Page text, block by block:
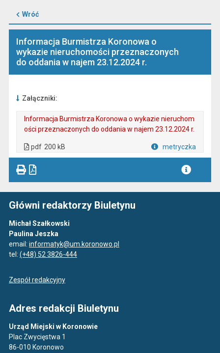
Wróć
Informacja Burmistrza Koronowa o
wykazie nieruchomości przeznaczonych
do oddania w najem 23.12.2024 r.
Załączniki:
Informacja Burmistrza Koronowa o wykazie nieruchom
ości przeznaczonych do oddania w najem 23.12.2024 r.
pdf 200 kB metryczka
Główni redaktorzy Biuletynu
Michał Szałkowski
Paulina Jeszka
email: informatyk@um.koronowo.pl
tel: (+48) 52 3826-444
Zespół redakcyjny
Adres redakcji Biuletynu
Urząd Miejski w Koronowie
Plac Zwycięstwa 1
86-010 Koronowo